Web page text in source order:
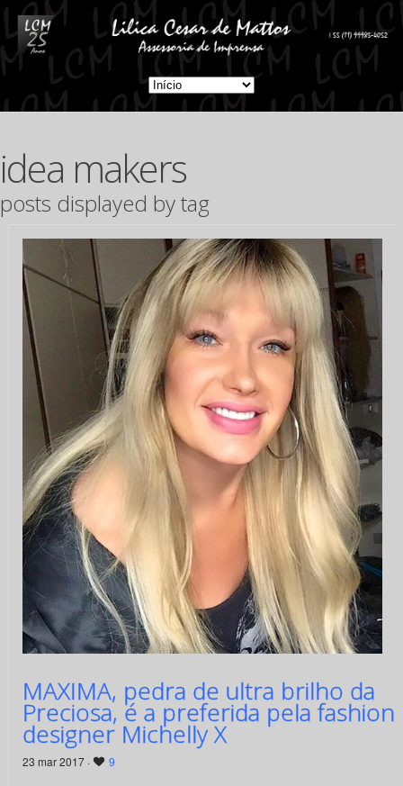
idea makers
posts displayed by tag
MAXIMA, pedra de ultra brilho da
Preciosa, é a preferida pela fashion
designer Michelly X
23 mar 2017 · 9